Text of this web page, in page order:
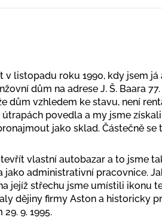
v listopadu roku 1990, kdy jsem já
dům na adrese J. Š. Baara
dům vzhledem ke stavu, není
povedla a my jsme
jako sklad. Částečně se
vlastní autobazar a to jsme
jako administrativní pracovnice.
jejíž střechu jsme umístili ikonu
dějiny firmy Aston a historicky
9. 1995.